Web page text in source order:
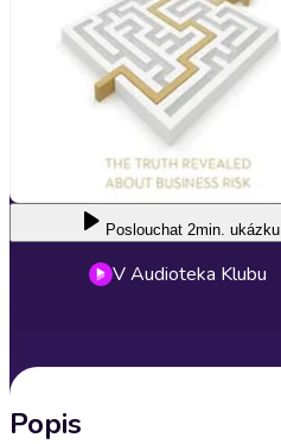
Poslouchat 2min. ukázku
V Audioteka Klubu
Popis